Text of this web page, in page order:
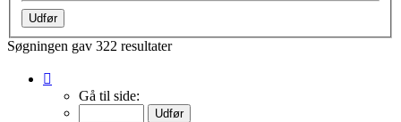
Søgningen gav 322 resultater
Gå til side: